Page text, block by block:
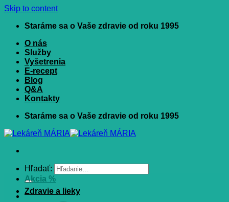
Skip to content
Staráme sa o Vaše zdravie od roku 1995
O nás
Služby
Vyšetrenia
E-recept
Blog
Q&A
Kontakty
Staráme sa o Vaše zdravie od roku 1995
Hľadať:
Akcia %
Zdravie a lieky